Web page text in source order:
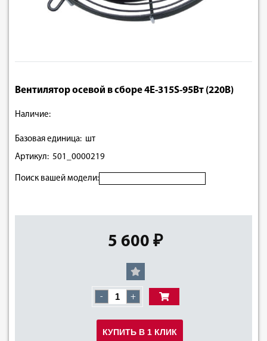
Вентилятор осевой в сборе 4E-315S-95Вт (220В)
Наличие:
Базовая единица: шт
Артикул: 501_0000219
Поиск вашей модели:
5 600 ₽
- +
КУПИТЬ В 1 КЛИК